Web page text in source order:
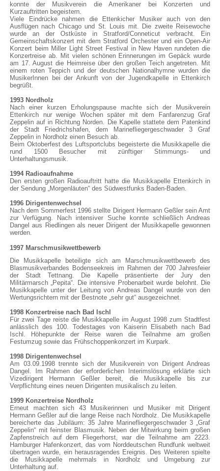
konnte der Musikverein die Amerikaner bei Konzerten und
Kurzauftritten begeistern.
Viele Eindrücke nahmen die Ettenkicher Musiker auch von den
Ausflügen nach Chicago und St. Louis mit. Die zweite Reisewoche
wurde an der Ostküste in Stratford/Conneticut verbracht. Ein
Gemeinschaftskonzert mit dem Stratford Orchester und ein Open-Air
Konzert beim Miller Light Street Festival in New Haven rundeten die
Konzertreise ab. Mit vielen schönen Erinnerungen im Gepäck wurde
am 17. August die Heimreise über den großen Teich angetreten. Mit
einem roten Teppich und der deutschen Nationalhymne wurden die
MusikerInnen bei der Ankunft von der Jugendkapelle in Ettenkirch
begrüßt.
1993 Nordholz
Nach einer kurzen Erholungspause machte sich der Musikverein
Ettenkirch nur wenige Wochen später mit dem Fanfarenzug Graf
Zeppelin auf in Richtung Norden. Die Kapelle stattete dem Patenkind
der Stadt Friedrichshafen, dem Marinefliegergeschwader 3 Graf
Zeppelin in Nordholz einen Besuch ab.
Beim Oktoberfest des Luftsportclubs begeisterte die Musikkapelle die
rund 1500 Besucher mit zünftiger Stimmungs- und
Unterhaltungsmusik.
1994 Radioaufnahme
Den ersten großen Radioauftritt hatte die Musikkapelle Ettenkirch in
der Sendung „Morgenläuten“ des Südwestfunks Baden-Baden.
1996 Dirigentenwechsel
Nach dem Sommerfest 1996 stellte Dirigent Hermann Geßler sein Amt
zur Verfügung. Nach intensiver Suche konnte schließlich Andreas
Dangel aus Riedlingen als neuer Dirigent der Musikkapelle gewonnen
werden.
1997 Marschmusikwettbewerb
Die Musikkapelle beteiligte sich am Marschmusikwettbewerb des
Blasmusikverbandes Bodenseekreis im Rahmen der 700 Jahresfeier
der Stadt Tettnang. Die Kapelle präsentierte der Jury den
Militärmarsch „Pepita“. Die intensive Probenarbeit wurde belohnt. Die
Musikkapelle unter der Leitung von Andreas Dangel wurde von den
Wertungsrichtern mit der Bestnote „sehr gut“ ausgezeichnet.
1998 Konzertreise nach Bad Ischl
Für zwei Tage reiste die Musikkapelle im August 1998 zum Stadtfest
anlässlich des 100. Todestages von Kaiserin Elisabeth nach Bad
Ischl. Höhepunkte der Reise waren die Teilnahme am großen
Festumzug sowie das Frühschoppenkonzert im Kurpark.
1998 Dirigentenwechsel
Am 03.09.1998 trennte sich der Musikverein von Dirigent Andreas
Dangel. Im Rahmen der erforderlichen Interimslösung erklärte sich
Vizedirigent Hermann Geßler bereit, die Musikkapelle bis zur
Verpflichtung eines neuen Dirigenten musikalisch zu leiten.
1999 Konzertreise Nordholz
Erneut machten sich 43 Musikerinnen und Musiker mit Dirigent
Hermann Geßler auf die lange Reise nach Nordholz. Die Musikkapelle
bereicherte das Jubiläum: 35 Jahre Marinefliegergeschwader 3 „Graf
Zeppelin“ mit feinster Blasmusik. Neben der Mitwirkung beim großen
Zapfenstreich auf dem Fliegerhorst, war die Teilnahme am 2223.
Hamburger Hafenkonzert, das vom Norddeutschen Rundfunk weltweit
übertragen wurde, ein herausragendes Ereignis. Des Weiteren spielte
die Musikkapelle mehrmals in Nordholz und Umgebung zur
Unterhaltung auf.